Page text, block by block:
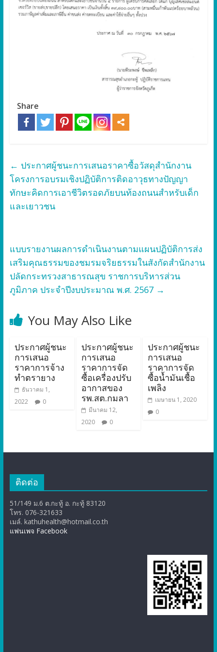
Share
← ประกาศผู้ชนะการเสนอราคาซื้อวัสดุสำนักงาน
โครงการอบรมเชิงปฏิบัติการติดอาวุธทางปัญญา
ทักษะคิดการเอาชีวิตรอดภัยบนท้องถนนสำหรับเด็ก
และเยาวชน
แบบรายงานผลการดำเนินงานตามแผนปฏิบัติการส่ง
เสริมคุณธรรมของชมรมจริยธรรมในสังกัดสำนักงาน
ปลัดกระทรวงสาธารณสุข ราชการบริหารส่วน
ภูมิภาค ประจำปีงบประมาณ พ.ศ. 2567 →
You May Also Like
ประกาศผู้ชนะ
การเสนอ
ราคาการจ้าง
ทำตรายาง
ธันวาคม 1,
2022
0
ประกาศผู้ชนะ
การเสนอ
ราคาการจัด
ซื้อเครื่องปรับ
อากาสของ
รพ.สต.กมลา
มีนาคม 12,
2020
0
ประกาศผู้ชนะ
การเสนอ
ราคาการจัด
ซื้อน้ำมันเชื้อ
เพลิง
เมษายน 1, 2020
0
ติดต่อ
51/149 ม.6 ต.กะทู้ อ. กะทู้ 83120
โทร. 076-321633
เมล์. kathuhealth@hotmail.co.th
แฟนเพจ Facebook